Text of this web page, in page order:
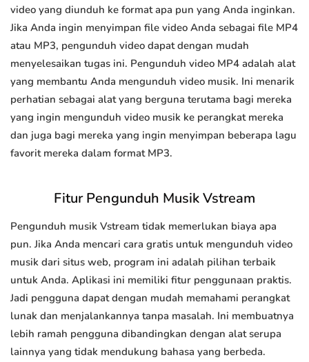
video yang diunduh ke format apa pun yang Anda inginkan.
Jika Anda ingin menyimpan file video Anda sebagai file MP4
atau MP3, pengunduh video dapat dengan mudah
menyelesaikan tugas ini. Pengunduh video MP4 adalah alat
yang membantu Anda mengunduh video musik. Ini menarik
perhatian sebagai alat yang berguna terutama bagi mereka
yang ingin mengunduh video musik ke perangkat mereka
dan juga bagi mereka yang ingin menyimpan beberapa lagu
favorit mereka dalam format MP3.
Fitur Pengunduh Musik Vstream
Pengunduh musik Vstream tidak memerlukan biaya apa
pun. Jika Anda mencari cara gratis untuk mengunduh video
musik dari situs web, program ini adalah pilihan terbaik
untuk Anda. Aplikasi ini memiliki fitur penggunaan praktis.
Jadi pengguna dapat dengan mudah memahami perangkat
lunak dan menjalankannya tanpa masalah. Ini membuatnya
lebih ramah pengguna dibandingkan dengan alat serupa
lainnya yang tidak mendukung bahasa yang berbeda.